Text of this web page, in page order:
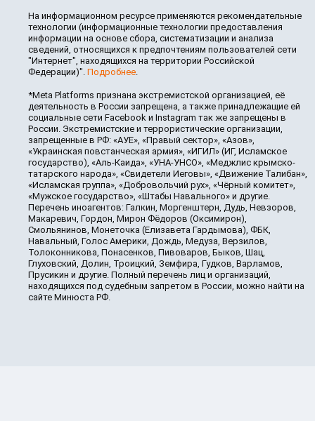
На информационном ресурсе применяются рекомендательные
технологии (информационные технологии предоставления
информации на основе сбора, систематизации и анализа
сведений, относящихся к предпочтениям пользователей сети
"Интернет", находящихся на территории Российской
Федерации)". Подробнее.
*Meta Platforms признана экстремистской организацией, её
деятельность в России запрещена, а также принадлежащие ей
социальные сети Facebook и Instagram так же запрещены в
России. Экстремистские и террористические организации,
запрещенные в РФ: «АУЕ», «Правый сектор», «Азов»,
«Украинская повстанческая армия», «ИГИЛ» (ИГ, Исламское
государство), «Аль-Каида», «УНА-УНСО», «Меджлис крымско-
татарского народа», «Свидетели Иеговы», «Движение Талибан»,
«Исламская группа», «Добровольчий рух», «Чёрный комитет»,
«Мужское государство», «Штабы Навального» и другие.
Перечень иноагентов: Галкин, Моргенштерн, Дудь, Невзоров,
Макаревич, Гордон, Мирон Фёдоров (Оксимирон),
Смольянинов, Монеточка (Елизавета Гардымова), ФБК,
Навальный, Голос Америки, Дождь, Медуза, Верзилов,
Толоконникова, Понасенков, Пивоваров, Быков, Шац,
Глуховский, Долин, Троицкий, Земфира, Гудков, Варламов,
Прусикин и другие. Полный перечень лиц и организаций,
находящихся под судебным запретом в России, можно найти на
сайте Минюста РФ.